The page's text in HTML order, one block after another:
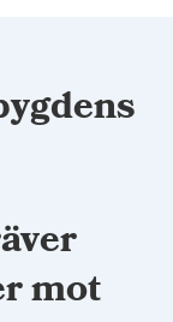
mot